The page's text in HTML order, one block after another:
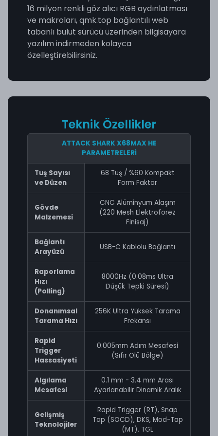
16 milyon renkli göz alıcı RGB aydınlatması
ve makroları, qmk.top bağlantılı web
tabanlı bulut sürücü üzerinden bilgisayara
yazılım indirmeden kolayca
özelleştirebilirsiniz.
Teknik Özellikler
ATTACK SHARK X68MAX HE
PARAMETRELERİ
Tuş Sayısı
ve Düzen
68 Tuş / %60 Kompakt
Form Faktör
Gövde
Malzemesi
CNC Alüminyum Alaşım
(220 Mesh Elektroforez
Finisaj)
Bağlantı
Arayüzü
USB-C Kablolu Bağlantı
Raporlama
Hızı
(Polling)
8000Hz (0.08ms Ultra
Düşük Tepki Süresi)
Donanımsal
Tarama Hızı
256K Ultra Yüksek Tarama
Frekansı
Rapid
Trigger
Hassasiyeti
0.005mm Adım Mesafesi
(Sıfır Ölü Bölge)
Algılama
Mesafesi
0.1 mm - 3.4 mm Arası
Ayarlanabilir Dinamik Aralık
Gelişmiş
Teknolojiler
Rapid Trigger (RT), Snap
Tap (SOCD), DKS, Mod-Tap
(MT), TGL